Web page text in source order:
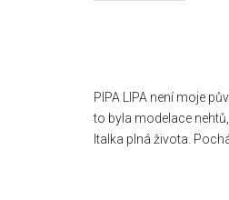
PIPA LIPA není moje
to byla modelace
Italka plná života.